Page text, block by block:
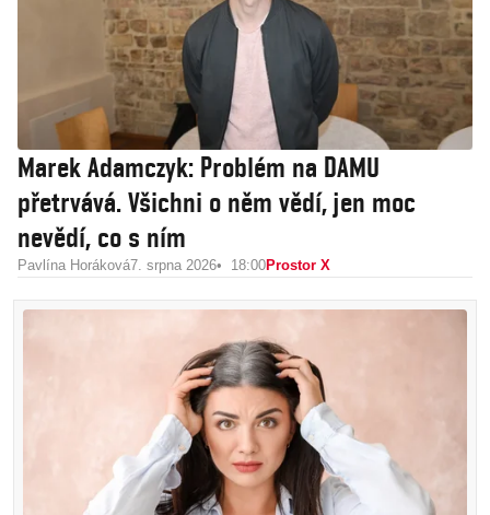
Marek Adamczyk: Problém na DAMU
přetrvává. Všichni o něm vědí, jen moc
nevědí, co s ním
Pavlína Horáková7. srpna 2026 18:00Prostor X